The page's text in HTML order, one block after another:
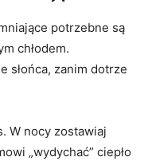
potrzebne są
chłodem.
słońca, zanim dotrze
W nocy zostawiaj
„wydychać” ciepło